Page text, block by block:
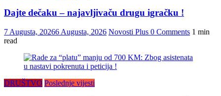
Dajte dečaku – najavljivaču drugu igračku !
7 Augusta, 20266 Augusta, 2026 Novosti Plus 0 Comments 1 min
read
DRUŠTVO Poslednje vijesti